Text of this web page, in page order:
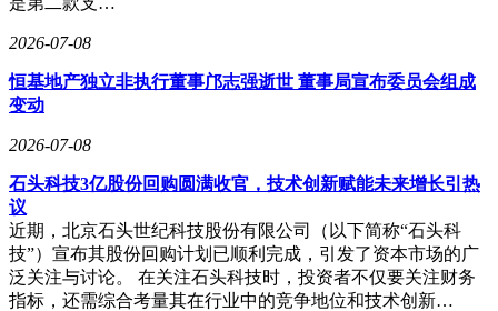
市场分析认为，华为下半年旗舰阵容将形成多维度竞争格局。
Mate90系列凭借麒麟9050 Pro芯片、鸿蒙7.0系统和双层OLED
屏产品线则通过形态创新和价格覆盖，满足不同消费群体的需
求。从7000元到万元以上的价格区间，华为正构建完整的旗舰
内普遍预测Mate90系列将在第四季度亮相，折叠屏新机则可能
分阶段上市。
2026-07-08
恒基地产独立非执行董事邝志强逝世 董事局宣布委员会组成
变动
2026-07-08
石头科技3亿股份回购圆满收官，技术创新赋能未来增长引热
议
近期，北京石头世纪科技股份有限公司（以下简称“石头科
技”）宣布其股份回购计划已顺利完成，引发了资本市场的广
泛关注与讨论。 在关注石头科技时，投资者不仅要关注财务
指标，还需综合考量其在行业中的竞争地位和技术创新…